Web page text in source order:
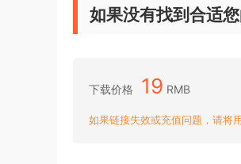
如果没有找到合适
下载价格 19 RMB
如果链接失效或充值问题，请将